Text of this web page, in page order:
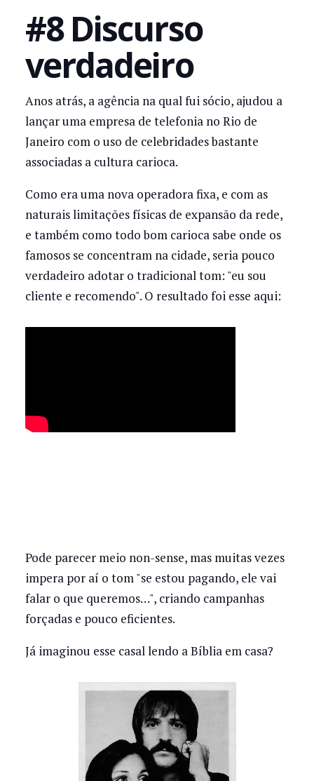
#8 Discurso
verdadeiro
Anos atrás, a agência na qual fui sócio, ajudou a
lançar uma empresa de telefonia no Rio de
Janeiro com o uso de celebridades bastante
associadas a cultura carioca.
Como era uma nova operadora fixa, e com as
naturais limitações físicas de expansão da rede,
e também como todo bom carioca sabe onde os
famosos se concentram na cidade, seria pouco
verdadeiro adotar o tradicional tom: "eu sou
cliente e recomendo". O resultado foi esse aqui:
Pode parecer meio non-sense, mas muitas vezes
impera por aí o tom "se estou pagando, ele vai
falar o que queremos…", criando campanhas
forçadas e pouco eficientes.
Já imaginou esse casal lendo a Bíblia em casa?